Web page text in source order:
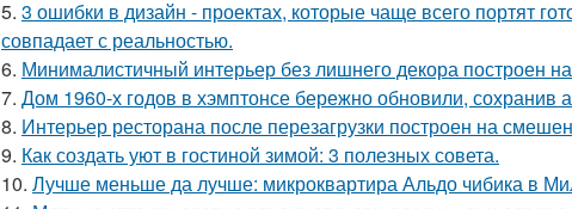
5. 3 ошибки в дизайн - проектах, которые чаще всего портят
совпадает с реальностью.
6. Минималистичный интерьер без лишнего декора построен
7. Дом 1960-х годов в хэмптонсе бережно обновили, сохранив
8. Интерьер ресторана после перезагрузки построен на
9. Как создать уют в гостиной зимой: 3 полезных совета.
10. Лучше меньше да лучше: микроквартира Альдо чибика в